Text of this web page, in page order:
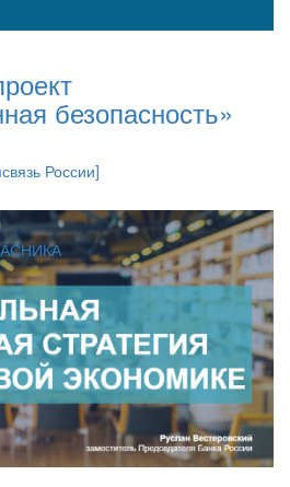
безопасность»
России]